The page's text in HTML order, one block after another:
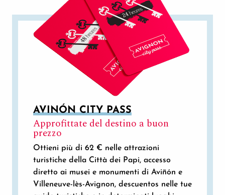
AVINÓN CITY PASS
Approfittate del destino a buon
prezzo
Ottieni più di 62 € nelle attrazioni
turistiche della Città dei Papi, accesso
diretto ai musei e monumenti di Aviñón e
Villeneuve-lès-Avignon, descuentos nelle tue